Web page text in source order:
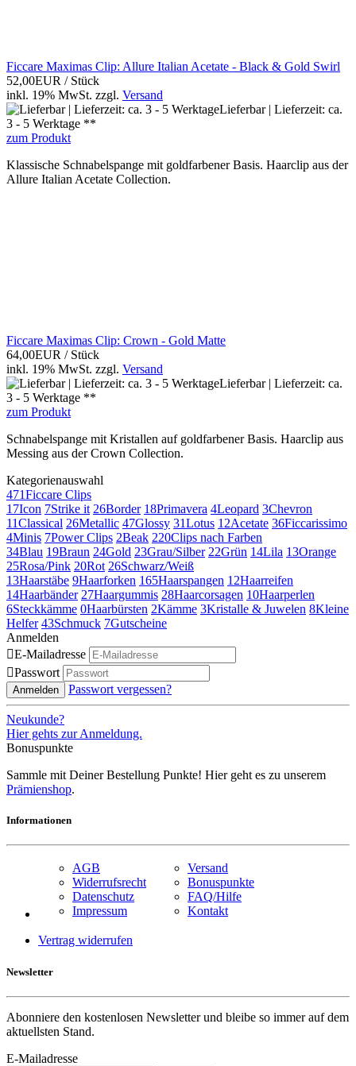
Ficcare Maximas Clip: Allure Italian Acetate - Black & Gold Swirl
52,00EUR / Stück
inkl. 19% MwSt. zzgl. Versand
Lieferbar | Lieferzeit: ca.
3 - 5 Werktage **
zum Produkt
Klassische Schnabelspange mit goldfarbener Basis. Haarclip aus der
Allure Italian Acetate Collection.
Ficcare Maximas Clip: Crown - Gold Matte
64,00EUR / Stück
inkl. 19% MwSt. zzgl. Versand
Lieferbar | Lieferzeit: ca.
3 - 5 Werktage **
zum Produkt
Schnabelspange mit Kristallen auf goldfarbener Basis. Haarclip aus
Messing aus der Crown Collection.
Kategorienauswahl
471Ficcare Clips
17Icon 7Strike it 26Border 18Primavera 4Leopard 3Chevron
11Classical 26Metallic 47Glossy 31Lotus 12Acetate 36Ficcarissimo
4Minis 7Power Clips 2Beak 220Clips nach Farben
34Blau 19Braun 24Gold 23Grau/Silber 22Grün 14Lila 13Orange
25Rosa/Pink 20Rot 26Schwarz/Weiß
13Haarstäbe 9Haarforken 165Haarspangen 12Haarreifen
14Haarbänder 27Haargummis 28Haarcorsagen 10Haarperlen
6Steckkämme 0Haarbürsten 2Kämme 3Kristalle & Juwelen 8Kleine
Helfer 43Schmuck 7Gutscheine
Anmelden
E-Mailadresse
Passwort
Anmelden Passwort vergessen?
Neukunde?
Hier gehts zur Anmeldung.
Bonuspunkte
Sammle mit Deiner Bestellung Punkte! Hier geht es zu unserem
Prämienshop.
Informationen
AGB
Widerrufsrecht
Datenschutz
Impressum
Versand
Bonuspunkte
FAQ/Hilfe
Kontakt
Vertrag widerrufen
Newsletter
Abonniere den kostenlosen Newsletter und bleibe so immer auf dem
aktuellsten Stand.
E-Mailadresse